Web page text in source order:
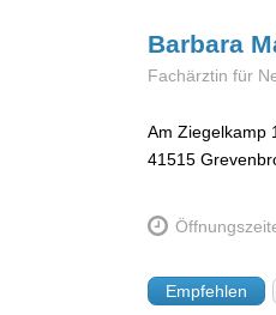
Barbara
Fachärztin für
Am Ziegelkamp
41515
Empfehlen